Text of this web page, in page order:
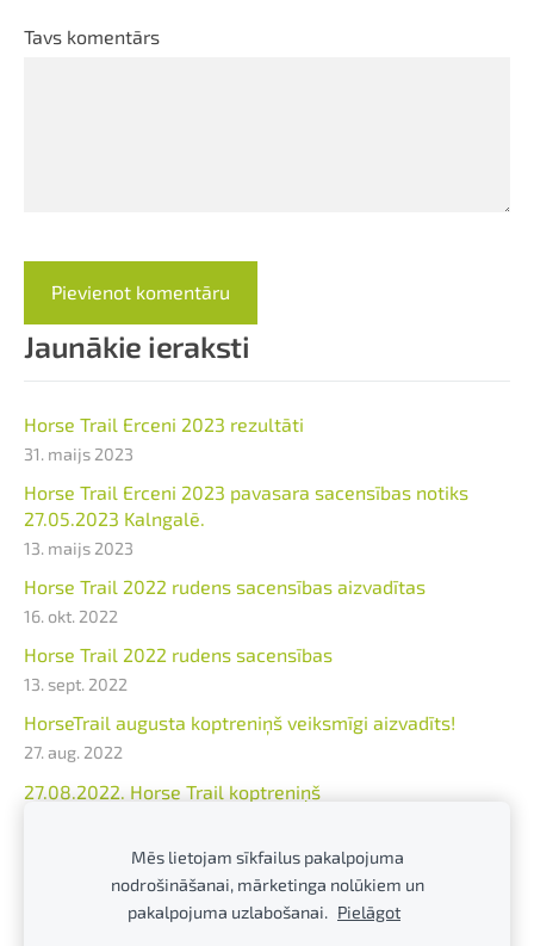
Jaunākie ieraksti
Horse Trail Erceni 2023 rezultāti
31. maijs 2023
Horse Trail Erceni 2023 pavasara sacensības notiks
27.05.2023 Kalngalē.
13. maijs 2023
Horse Trail 2022 rudens sacensības aizvadītas
16. okt. 2022
Horse Trail 2022 rudens sacensības
13. sept. 2022
HorseTrail augusta koptreniņš veiksmīgi aizvadīts!
27. aug. 2022
27.08.2022. Horse Trail koptreniņš
23.07.2022. Horse Trail koptreniņš Ercenos
12. jūl. 2022
Tavs komentārs
Mēs lietojam sīkfailus pakalpojuma
nodrošināšanai, mārketinga nolūkiem un
pakalpojuma uzlabošanai. Pielāgot